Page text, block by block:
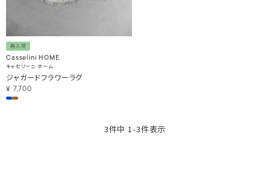
再入荷
Casselini HOME
キャセリーニ ホーム
ジャガードフラワーラグ
¥ 7,700
3件中 1 -3件表示